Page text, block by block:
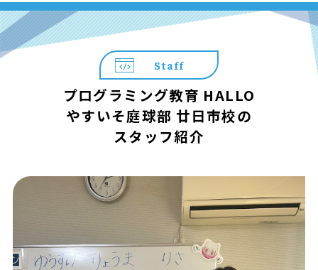
Staff
プログラミング教育 HALLO
やすいそ庭球部 廿日市校の
スタッフ紹介